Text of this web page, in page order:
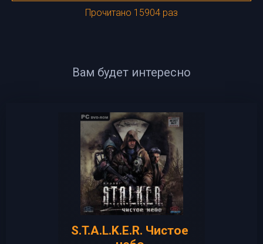
Прочитано 15904 раз
Вам будет интересно
S.T.A.L.K.E.R. Чистое